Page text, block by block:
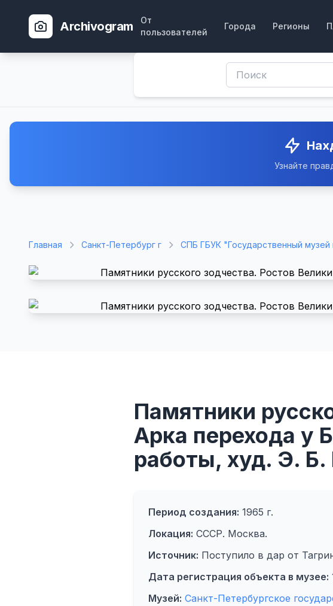
Archivogram
От
пользователей
Города Регионы
Узнайте
Главная Санкт-Петербург г СПБ ГБУК "Государственный музей
Памятники
Арка перехода у
работы, худ. Э.
Период создания: 1965 г.
Локация: СССР. Москва.
Источник: Поступило в дар от
Дата регистрация объекта в музее:
Музей: Санкт-Петербургское